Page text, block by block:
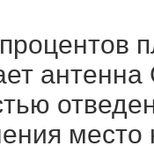
антенна